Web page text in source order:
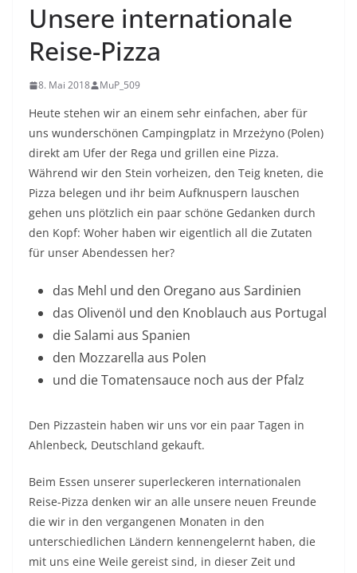
Unsere internationale
Reise-Pizza
8. Mai 2018 MuP_509
Heute stehen wir an einem sehr einfachen, aber für
uns wunderschönen Campingplatz in Mrzeżyno (Polen)
direkt am Ufer der Rega und grillen eine Pizza.
Während wir den Stein vorheizen, den Teig kneten, die
Pizza belegen und ihr beim Aufknuspern lauschen
gehen uns plötzlich ein paar schöne Gedanken durch
den Kopf: Woher haben wir eigentlich all die Zutaten
für unser Abendessen her?
das Mehl und den Oregano aus Sardinien
das Olivenöl und den Knoblauch aus Portugal
die Salami aus Spanien
den Mozzarella aus Polen
und die Tomatensauce noch aus der Pfalz
Den Pizzastein haben wir uns vor ein paar Tagen in
Ahlenbeck, Deutschland gekauft.
Beim Essen unserer superleckeren internationalen
Reise-Pizza denken wir an alle unsere neuen Freunde
die wir in den vergangenen Monaten in den
unterschiedlichen Ländern kennengelernt haben, die
mit uns eine Weile gereist sind, in dieser Zeit und